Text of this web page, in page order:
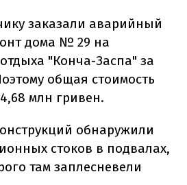
заказали аварийный
дома № 29 на
"Конча-Заспа" за
общая стоимость
млн гривен.
обнаружили
стоков в подвалах,
там заплесневели